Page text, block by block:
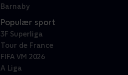
Barnaby
Populær sport
3F Superliga
Tour de France
FIFA VM 2026
A Liga